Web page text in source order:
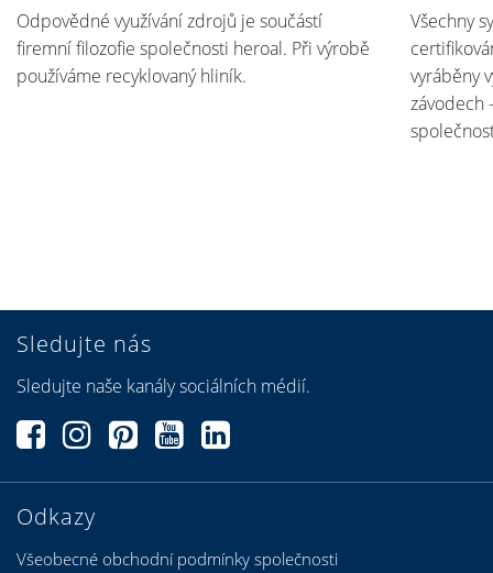
Odpovědné využívání zdrojů je součástí
firemní filozofie společnosti heroal. Při výrobě
používáme recyklovaný hliník.
Všechny
vyráběny
závodech
Odkazy
Všeobecné obchodní podmínky společnosti
Sledujte nás
Sledujte naše kanály sociálních médií.